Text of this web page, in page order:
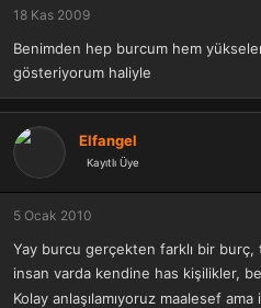
r
18 Kas 2009
Benimden hep burcum hem
gösteriyorum haliyle
Elfangel
Kayıtlı Üye
5 Ocak 2010
Yay burcu gerçekten farklı bir burç,
insan varda kendine has kişilikler,
Kolay anlaşılamıyoruz maalesef